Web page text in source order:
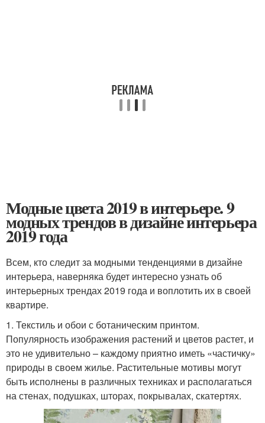
Модные цвета 2019 в интерьере. 9
модных трендов в дизайне интерьера
2019 года
Всем, кто следит за модными тенденциями в дизайне
интерьера, наверняка будет интересно узнать об
интерьерных трендах 2019 года и воплотить их в своей
квартире.
1. Текстиль и обои с ботаническим принтом.
Популярность изображения растений и цветов растет, и
это не удивительно – каждому приятно иметь «частичку»
природы в своем жилье. Растительные мотивы могут
быть исполнены в различных техниках и располагаться
на стенах, подушках, шторах, покрывалах, скатертях.